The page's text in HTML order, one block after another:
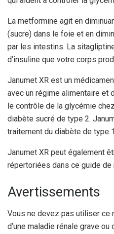
La metformine agit en
(sucre) dans le foie et en
par les intestins. La
d’insuline que votre corps
Janumet XR est un
avec un régime alimentaire et
le contrôle de la glycémie
diabète sucré de type 2.
traitement du diabète de type
Janumet XR peut également
répertoriées dans ce guide de
Avertissements
Vous ne devez pas utiliser
d’une maladie rénale grave